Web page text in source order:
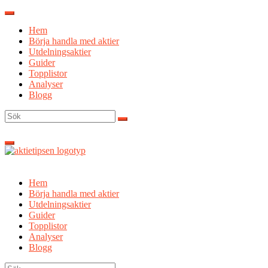
Hoppa
innehållHem
Börja handla med aktier
Utdelningsaktier
Guider
Topplistor
Analyser
Blogg
Sök
efter:
Hem
Börja handla med aktier
Utdelningsaktier
Guider
Topplistor
Analyser
Blogg